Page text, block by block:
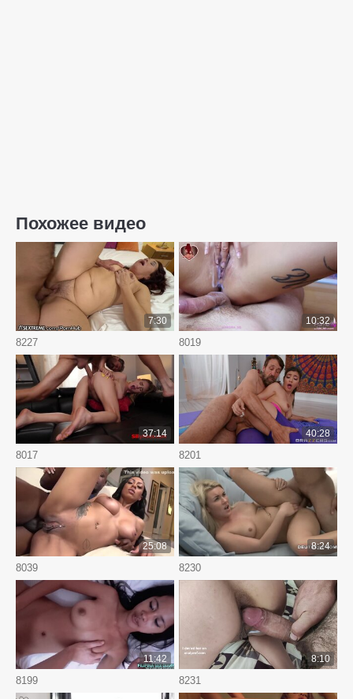
Похожее видео
8227
7:30
8019
10:32
8017
37:14
8201
40:28
8039
25:08
8230
8:24
8199
11:42
8231
8:10